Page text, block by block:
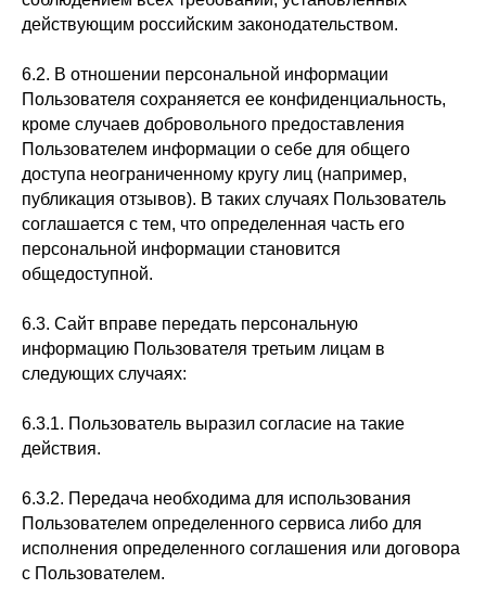
действующим российским законодательством.
6.2. В отношении персональной информации
Пользователя сохраняется ее конфиденциальность,
кроме случаев добровольного предоставления
Пользователем информации о себе для общего
доступа неограниченному кругу лиц (например,
публикация отзывов). В таких случаях Пользователь
соглашается с тем, что определенная часть его
персональной информации становится
общедоступной.
6.3. Сайт вправе передать персональную
информацию Пользователя третьим лицам в
следующих случаях:
6.3.1. Пользователь выразил согласие на такие
действия.
6.3.2. Передача необходима для использования
Пользователем определенного сервиса либо для
исполнения определенного соглашения или договора
с Пользователем.